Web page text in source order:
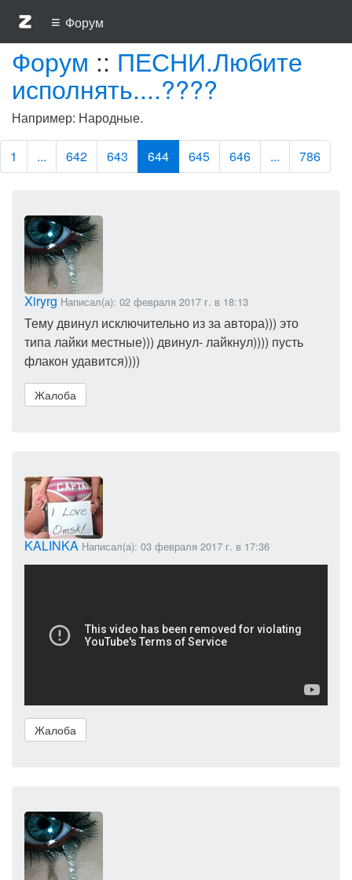
≡ Форум
Форум :: ПЕСНИ.Любите
исполнять....????
Например: Народные.
1 ... 642 643 644 645 646 ... 786
Xiryrg Написал(а): 02 февраля 2017 г. в 18:13
Тему двинул исключительно из за автора))) это
типа лайки местные))) двинул- лайкнул)))) пусть
флакон удавится))))
Жалоба
KALINKA Написал(а): 03 февраля 2017 г. в 17:36
Жалоба